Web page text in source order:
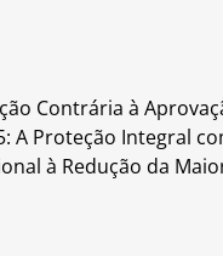
Contrária à
A Proteção Integral
à Redução da